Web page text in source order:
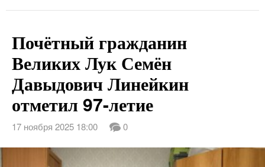
Почётный гражданин
Великих Лук Семён
Давыдович Линейкин
отметил 97-летие
17 ноября 2025 18:00 0